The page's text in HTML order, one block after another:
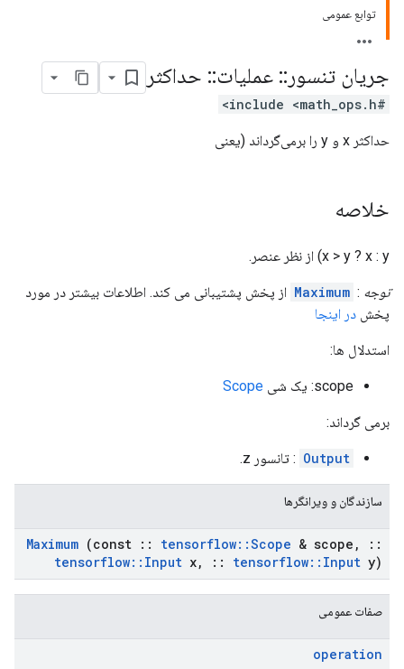
توابع عمومی
جریان تنسور :: عملیات:: حداکثر
#include <math_ops.h>
حداکثر x و y را برمی‌گرداند (یعنی
خلاصه
x > y ? x : y) از نظر عنصر.
توجه :
Maximum از پخش پشتیبانی می کند. اطلاعات بیشتر در مورد
پخش در اینجا
استدلال ها:
scope: یک شی Scope
برمی گرداند:
Output : تانسور z.
سازندگان و ویرانگرها
Maximum (const :: tensorflow::Scope & scope ,
::
tensorflow:: Input x, :: tensorflow:: Input y)
صفات عمومی
operation